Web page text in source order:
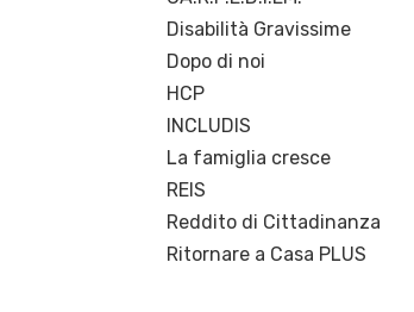
Disabilità Gravissime
Dopo di noi
HCP
INCLUDIS
La famiglia cresce
REIS
Reddito di Cittadinanza
Ritornare a Casa PLUS